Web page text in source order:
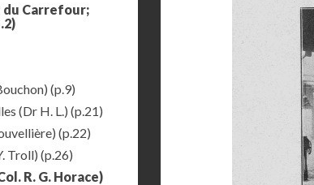
Carrefour;
(p.9)
(Dr H. L.) (p.21)
(p.22)
Troll) (p.26)
R. G. Horace)